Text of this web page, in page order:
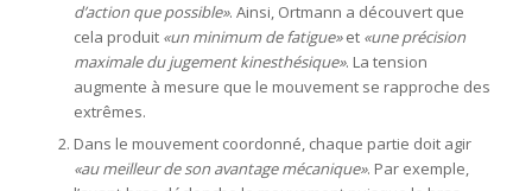
d’action que possible». Ainsi, Ortmann a découvert que
cela produit «un minimum de fatigue»et «une précision
maximale du jugement kinesthésique». La tension
augmente à mesure que le mouvement se rapproche des
extrêmes.
Dans le mouvement coordonné, chaque partie doit agir
«au meilleur de son avantage mécanique». Par exemple,